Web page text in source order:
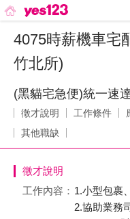
4075時薪機車宅
竹北所)
徵才說明 工作條件
其他職缺
徵才說明
工作內容： 1.小型包裹
2.協助業務